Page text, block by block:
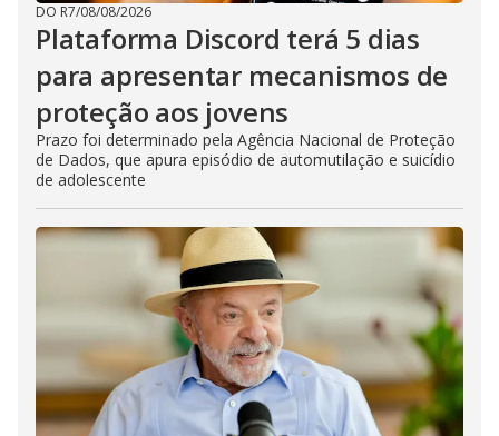
DO R7/08/08/2026
Plataforma Discord terá 5 dias
para apresentar mecanismos de
proteção aos jovens
Prazo foi determinado pela Agência Nacional de Proteção
de Dados, que apura episódio de automutilação e suicídio
de adolescente